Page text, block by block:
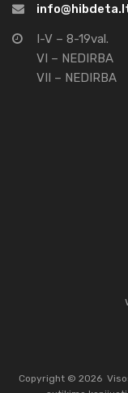
I-V – 8-19val.
VI – NEDIRBA
VII – NEDIRBA
Copyright © 2026